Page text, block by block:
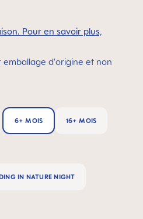
Pour en savoir plus,
emballage d'origine et non
6+ MOIS 16+ MOIS
IN NATURE NIGHT